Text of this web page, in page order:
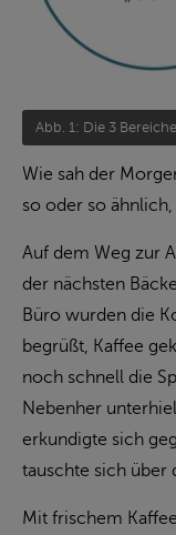
Abb. 1: Die 3
Wie sah der
so oder so
Auf dem Weg zur
der nächsten
Büro wurden die
begrüßt, Kaffee
noch schnell die
Nebenher
erkundigte sich
tauschte sich über
Mit frischem